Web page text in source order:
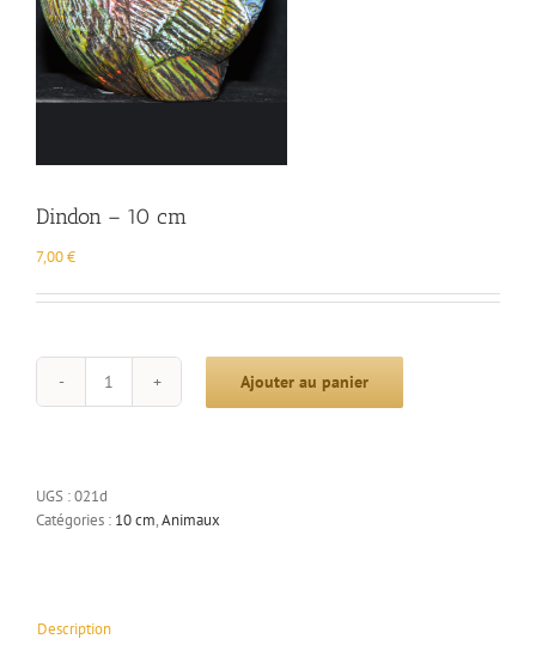
Dindon – 10 cm
7,00€
quantité
cm
Ajouter au panier
UGS :021d
Catégories : 10 cm,Animaux
Description